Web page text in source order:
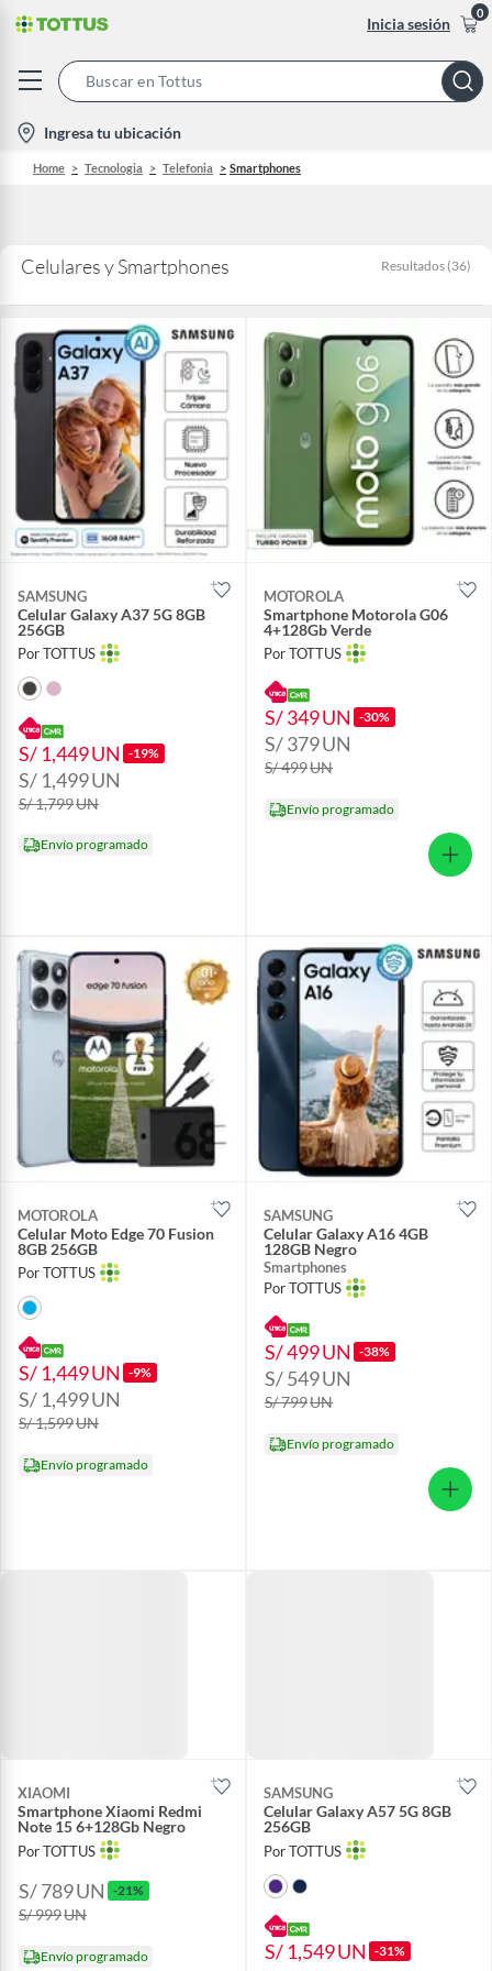
Inicia sesión
0
Bar
location-
icon
Ingresa tu ubicación
Home Tecnologia Telefonia Smartphones
Celulares y Smartphones Resultados (36)
SAMSUNG
Celular Galaxy A37 5G 8GB
256GB
Por TOTTUS
S/ 1,449UN -19%
S/ 1,499UN
S/ 1,799UN
Envío programado
MOTOROLA
Smartphone Motorola G06
4+128Gb Verde
Por TOTTUS
S/ 349UN -30%
S/ 379UN
S/ 499UN
Envío programado
MOTOROLA
Celular Moto Edge 70 Fusion
8GB 256GB
Por TOTTUS
S/ 1,449UN -9%
S/ 1,499UN
S/ 1,599UN
Envío programado
SAMSUNG
Celular Galaxy A16 4GB
128GB Negro
Smartphones
Por TOTTUS
S/ 499UN -38%
S/ 549UN
S/ 799UN
Envío programado
XIAOMI
Smartphone Xiaomi Redmi
Note 15 6+128Gb Negro
Por TOTTUS
S/ 789UN -21%
S/ 999UN
Envío programado
SAMSUNG
Celular Galaxy A57 5G 8GB
256GB
Por TOTTUS
S/ 1,549UN -31%